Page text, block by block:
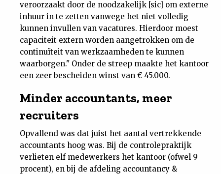
veroorzaakt door de noodzakelijk [sic] om externe
inhuur in te zetten vanwege het niet volledig
kunnen invullen van vacatures. Hierdoor moest
capaciteit extern worden aangetrokken om de
continuïteit van werkzaamheden te kunnen
waarborgen." Onder de streep maakte het kantoor
een zeer bescheiden winst van € 45.000.
Minder accountants, meer
recruiters
Opvallend was dat juist het aantal vertrekkende
accountants hoog was. Bij de controlepraktijk
verlieten elf medewerkers het kantoor (ofwel 9
procent), en bij de afdeling accountancy &